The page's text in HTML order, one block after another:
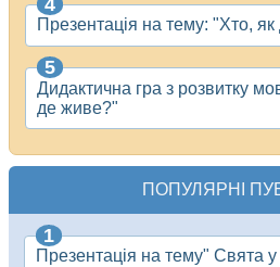
Презентація на тему: "Хто, як
Дидактична гра з розвитку
де живе?"
ПОПУЛЯРНІ
Презентація на тему" Свята у